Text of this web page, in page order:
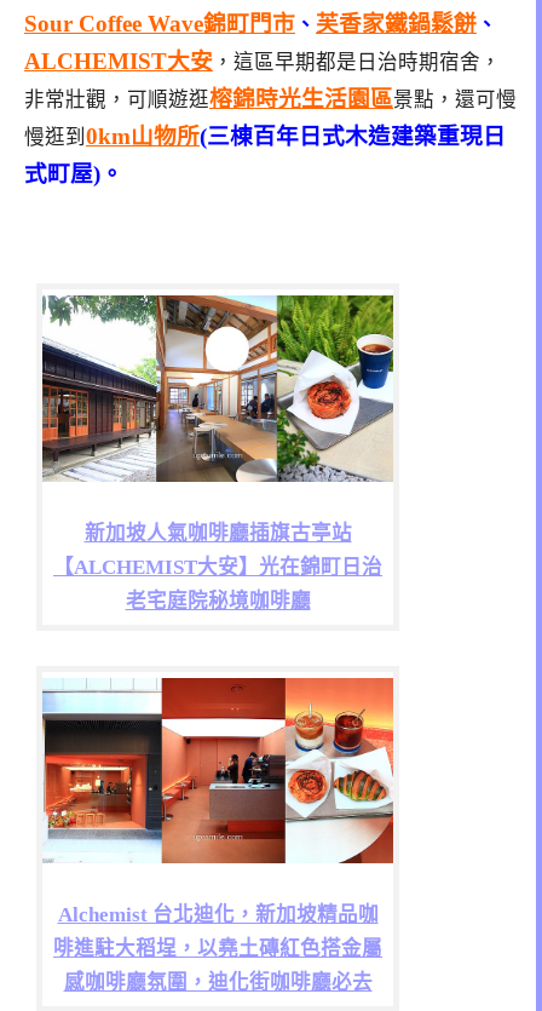
Sour Coffee Wave錦町門市 、 芙香家鐵鍋鬆餅 、
ALCHEMIST大安 ，這區早期都是日治時期宿舍，
非常壯觀，可順遊逛榕錦時光生活園區景點，還可慢
慢逛到 0km山物所(三棟百年日式木造建築重現日
式町屋)。
新加坡人氣咖啡廳插旗古亭站
【ALCHEMIST大安】光在錦町日治
老宅庭院秘境咖啡廳
Alchemist 台北迪化，新加坡精品咖
啡進駐大稻埕，以堯土磚紅色搭金屬
感咖啡廳氛圍，迪化街咖啡廳必去